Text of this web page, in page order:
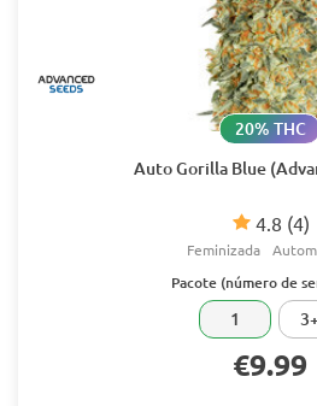
Auto Gorilla Blue
4.8 (4)
20% THC
Feminizada
Pacote (número de
1
€9.99